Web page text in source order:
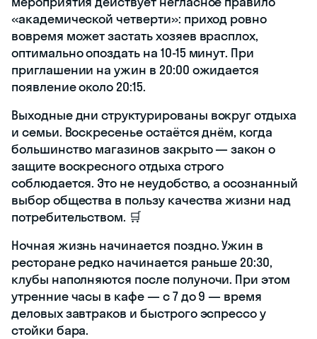
«академической четверти»: приход ровно
вовремя может застать хозяев врасплох,
оптимально опоздать на 10-15 минут. При
приглашении на ужин в 20:00 ожидается
появление около 20:15.
Выходные дни структурированы вокруг отдыха
и семьи. Воскресенье остаётся днём, когда
большинство магазинов закрыто — закон о
защите воскресного отдыха строго
соблюдается. Это не неудобство, а осознанный
выбор общества в пользу качества жизни над
потребительством. 🛒
Ночная жизнь начинается поздно. Ужин в
ресторане редко начинается раньше 20:30,
клубы наполняются после полуночи. При этом
утренние часы в кафе — с 7 до 9 — время
деловых завтраков и быстрого эспрессо у
стойки бара.